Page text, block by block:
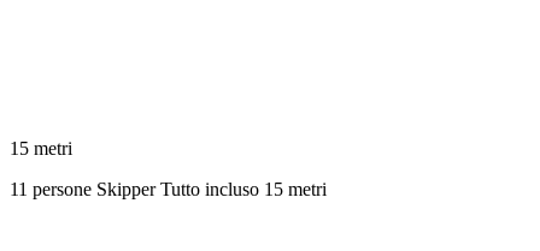
15 metri
11 persone Skipper Tutto incluso 15 metri